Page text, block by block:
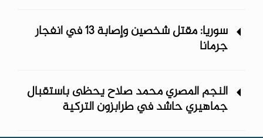
سوريا: مقتل شخصين وإصابة 13 في انفجار
جرمانا
النجم المصري محمد صلاح يحظى باستقبال
جماهيري حاشد في طرابزون التركية